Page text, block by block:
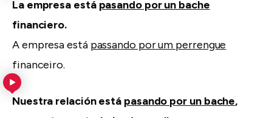
La empresa está pasando por un bache
financiero.
A empresa está passando por um perrengue
financeiro.
Nuestra relación está pasando por un bache,